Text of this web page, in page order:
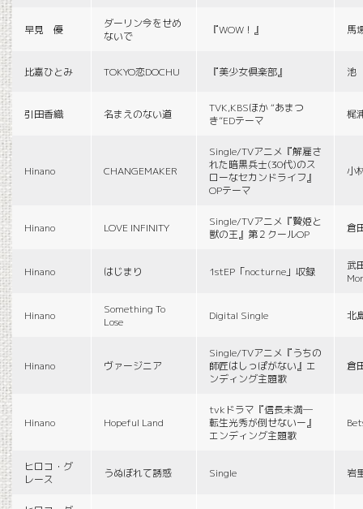
早見 優
ダーリン今をせめ
ないで
『WOW！』 馬
比嘉ひとみ TOKYO恋DOCHU 『美少女倶楽部』 池
引田香織 名まえのない道
TVK,KBSほか “あまつ
き”EDテーマ
梶
Hinano CHANGEMAKER
Single/TVアニメ『解雇さ
れた暗黒兵士(30代)のス
ローなセカンドライフ』
OPテーマ
小
Hinano LOVE INFINITY
Single/TVアニメ『贄姫と
獣の王』第２クールOP
倉
Hinano はじまり 1stEP「nocturne」収録
武
Hinano
Something To
Lose
Digital Single 北
Hinano ヴァージニア
Single/TVアニメ『うちの
師匠はしっぽがない』エ
ンディング主題歌
倉
Hinano Hopeful Land
tvkドラマ『信長未満―
転生光秀が倒せないー』
エンディング主題歌
ヒロコ・グ
レース
うぬぼれて誘惑 Single 岩